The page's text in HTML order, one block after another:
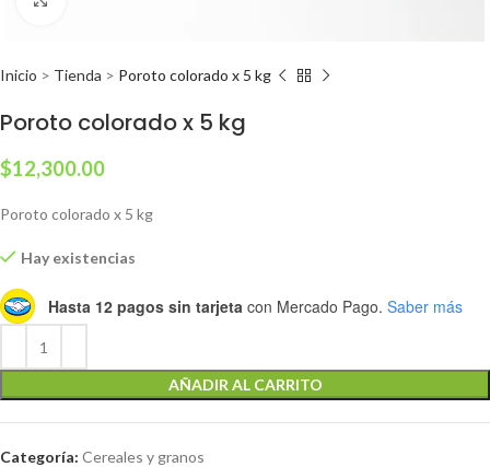
Inicio > Tienda > Poroto colorado x 5 kg
Poroto colorado x 5 kg
$12,300.00
Poroto colorado x 5 kg
Hay existencias
Hasta 12 pagos sin tarjeta con Mercado Pago. Saber más
AÑADIR AL CARRITO
Categoría: Cereales y granos